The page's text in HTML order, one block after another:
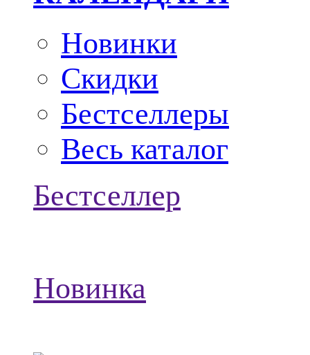
Новинки
Скидки
Бестселлеры
Весь каталог
Бестселлер
Новинка